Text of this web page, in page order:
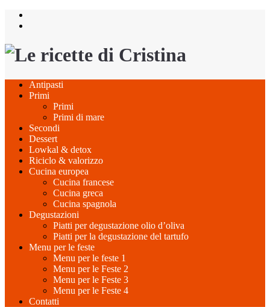
Salta
Antipasti
Primi
Primi
Primi di mare
Secondi
Dessert
Lowkal & detox
Riciclo & valorizzo
Cucina europea
Cucina francese
Cucina greca
Cucina spagnola
Degustazioni
Piatti per degustazione olio d’oliva
Piatti per la degustazione del tartufo
Menu per le feste
Menu per le feste 1
Menu per le Feste 2
Menu per le Feste 3
Menu per le Feste 4
Contatti